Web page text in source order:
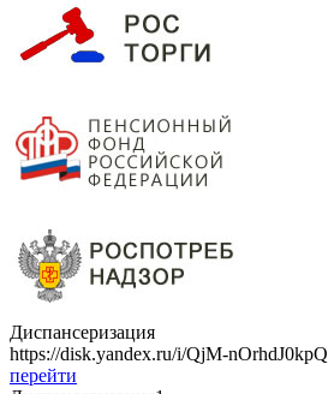
Диспансеризация
https://disk.yandex.ru/i/QjM-nOrhdJ0kpQ
перейти